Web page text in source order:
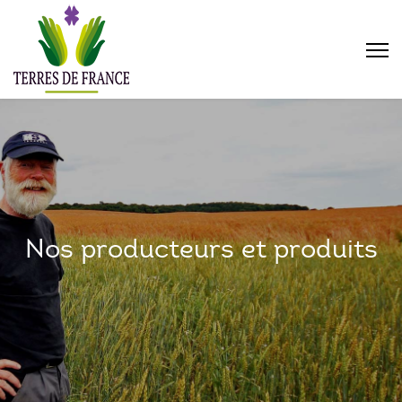
Nos producteurs et produits